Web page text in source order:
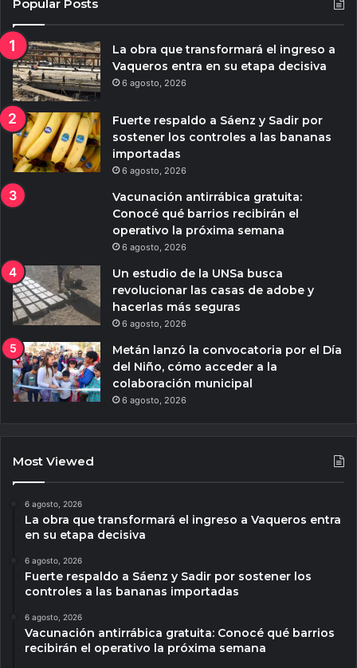
Popular Posts
La obra que transformará el ingreso a
Vaqueros entra en su etapa decisiva
6 agosto, 2026
Fuerte respaldo a Sáenz y Sadir por
sostener los controles a las bananas
importadas
6 agosto, 2026
Vacunación antirrábica gratuita:
Conocé qué barrios recibirán el
operativo la próxima semana
6 agosto, 2026
Un estudio de la UNSa busca
revolucionar las casas de adobe y
hacerlas más seguras
6 agosto, 2026
Metán lanzó la convocatoria por el Día
del Niño, cómo acceder a la
colaboración municipal
6 agosto, 2026
Most Viewed
6 agosto, 2026
La obra que transformará el ingreso a Vaqueros entra
en su etapa decisiva
6 agosto, 2026
Fuerte respaldo a Sáenz y Sadir por sostener los
controles a las bananas importadas
6 agosto, 2026
Vacunación antirrábica gratuita: Conocé qué barrios
recibirán el operativo la próxima semana